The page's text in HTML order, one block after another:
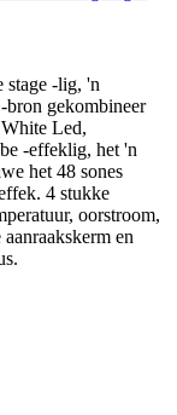
stage -lig, 'n
bron gekombineer
Led,
-effeklig, het 'n
het 48 sones
4 stukke
oorstroom,
en